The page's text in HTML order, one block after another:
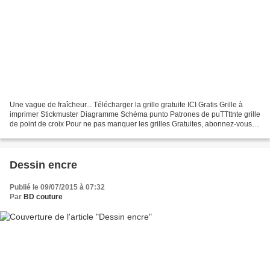
Une vague de fraîcheur... Télécharger la grille gratuite ICI Gratis Grille à
imprimer Stickmuster Diagramme Schéma punto Patrones de puTTttnte grille
de point de croix Pour ne pas manquer les grilles Gratuites, abonnez-vous à
Dessin encre
Publié le 09/07/2015 à 07:32
Par BD couture